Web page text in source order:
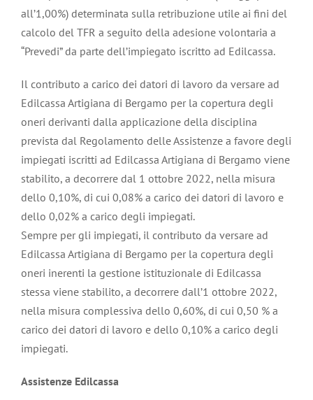
all’1,00%) determinata sulla retribuzione utile ai fini del
calcolo del TFR a seguito della adesione volontaria a
“Prevedi” da parte dell’impiegato iscritto ad Edilcassa.
Il contributo a carico dei datori di lavoro da versare ad
Edilcassa Artigiana di Bergamo per la copertura degli
oneri derivanti dalla applicazione della disciplina
prevista dal Regolamento delle Assistenze a favore degli
impiegati iscritti ad Edilcassa Artigiana di Bergamo viene
stabilito, a decorrere dal 1 ottobre 2022, nella misura
dello 0,10%, di cui 0,08% a carico dei datori di lavoro e
dello 0,02% a carico degli impiegati.
Sempre per gli impiegati, il contributo da versare ad
Edilcassa Artigiana di Bergamo per la copertura degli
oneri inerenti la gestione istituzionale di Edilcassa
stessa viene stabilito, a decorrere dall’1 ottobre 2022,
nella misura complessiva dello 0,60%, di cui 0,50 % a
carico dei datori di lavoro e dello 0,10% a carico degli
impiegati.
Assistenze Edilcassa